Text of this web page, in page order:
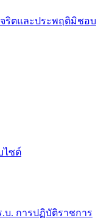
จริตและประพฤติมิชอบ
ไซต์
บ. การปฏิบัติราชการ